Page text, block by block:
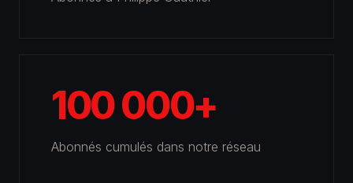
100 000+
Abonnés cumulés dans notre réseau